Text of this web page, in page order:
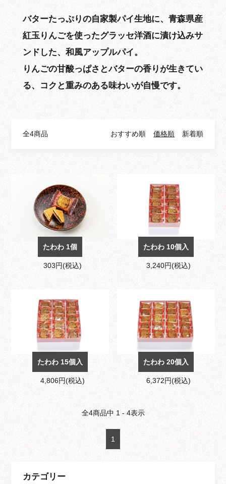
バターたっぷりの自家製パイ生地に、青森県産
紅玉りんごを使ったグラッセ洋酒に漬け込みサ
ンドした、和風アップルパイ。
りんごの甘酸っぱさとバターの香りが生きてい
る、コクと重みのある味わいが自慢です。
全4商品 おすすめ順 価格順 新着順
たわわ 1個
303円(税込)
たわわ 10個入
3,240円(税込)
たわわ 15個入
4,806円(税込)
たわわ 20個入
6,372円(税込)
全4商品中1 - 4表示
1
カテゴリー